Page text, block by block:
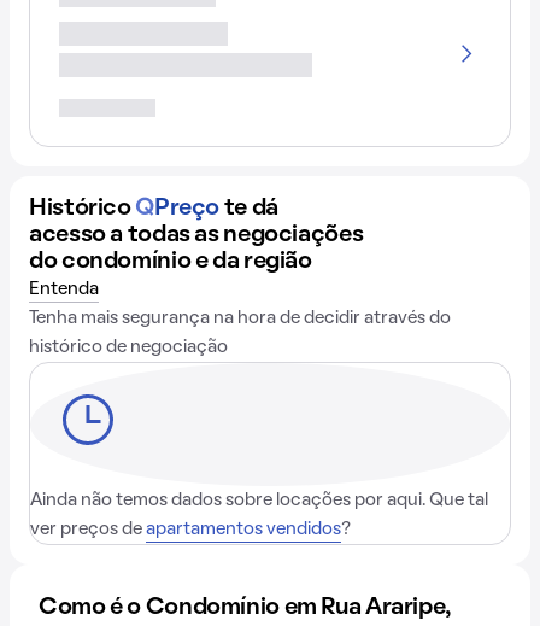
Histórico QPreço te dá
acesso a todas as negociações
do condomínio e da região
Entenda
Tenha mais segurança na hora de decidir através do
histórico de negociação
Ainda não temos dados sobre locações por aqui. Que tal
ver preços de apartamentos vendidos?
Como é o Condomínio em Rua Araripe,